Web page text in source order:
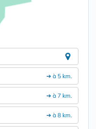
➔ à 5 km.
➔ à 7 km.
➔ à 8 km.